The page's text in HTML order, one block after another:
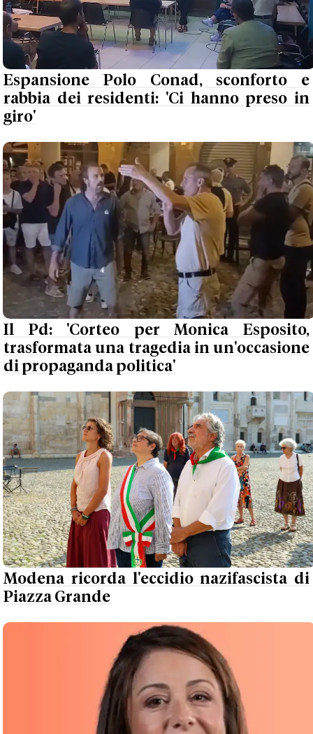
Espansione Polo Conad, sconforto e
rabbia dei residenti: 'Ci hanno preso in
giro'
Il Pd: 'Corteo per Monica Esposito,
trasformata una tragedia in un'occasione
di propaganda politica'
Modena ricorda l'eccidio nazifascista di
Piazza Grande